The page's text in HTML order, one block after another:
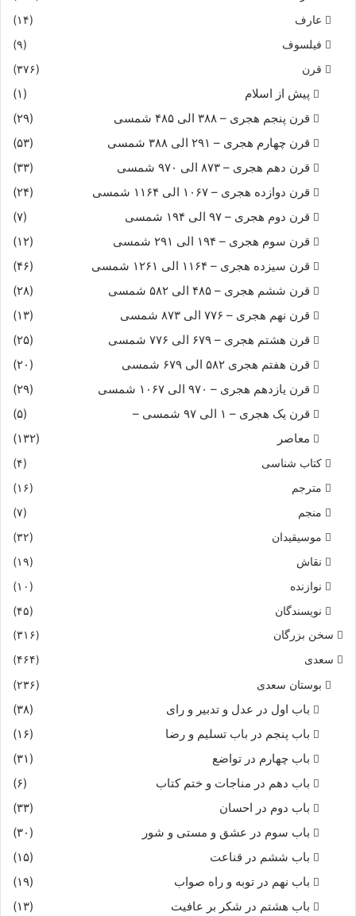
نیابند جنگى زمانى درنگ‏
ابا رومیان داستانها زنیم
ندارم بدل بیم از تا زیان
که از دیدشان دیده دارد زیان‏
که هم مار خوارند و هم سوسمار
ندارند جنگى گه کارزار
ترا ساوه شاهست نزدیکتر
وزو کار ما نیز تاریک‏تر
ز راه خراسان بود رنج ما
که ویران کند لشکر و گنج ما
چو ترک اندر آید ز جیحون بجنگ
نباید برین کار کردن درنگ‏
که اکنون چه سازیم با ساوه شاه‏
بدو گفت موبد که لشکر بساز
عرض را بخوان تا بیارد شمار
که چندست مردم که آید بکار
عرض با جریده بنزدیک شاه
بیامد بیاورد بى‏مر سپاه‏
شمار سپاه آمدش صد هزار
عارف
(۱۴)
فیلسوف
(۹)
قرن
(۳۷۶)
پیش از اسلام
(۱)
قرن پنجم هجری – ۳۸۸ الی ۴۸۵ شمسی
(۲۹)
قرن چهارم هجری – ۲۹۱ الی ۳۸۸ شمسی
(۵۳)
قرن دهم هجری – ۸۷۳ الی ۹۷۰ شمسی
(۳۳)
قرن دوازده هجری – ۱۰۶۷ الی ۱۱۶۴ شمسی
(۲۴)
قرن دوم هجری – ۹۷ الی ۱۹۴ شمسی
(۷)
قرن سوم هجری – ۱۹۴ الی ۲۹۱ شمسی
(۱۲)
قرن سیزده هجری – ۱۱۶۴ الی ۱۲۶۱ شمسی
(۴۶)
قرن ششم هجری – ۴۸۵ الی ۵۸۲ شمسی
(۲۸)
قرن نهم هجری – ۷۷۶ الی ۸۷۳ شمسی
(۱۳)
قرن هشتم هجری – ۶۷۹ الی ۷۷۶ شمسی
(۲۵)
قرن هفتم هجری ۵۸۲ الی ۶۷۹ شمسی
(۲۰)
قرن یازدهم هجری – ۹۷۰ الی ۱۰۶۷ شمسی
(۲۹)
قرن یک هجری – ۱ الی ۹۷ شمسی –
(۵)
معاصر
(۱۳۲)
کتاب شناسی
(۴)
مترجم
(۱۶)
منجم
(۷)
موسیقیدان
(۳۲)
نقاش
(۱۹)
نوازنده
(۱۰)
نویسندگان
(۴۵)
سخن بزرگان
(۳۱۶)
سعدی
(۴۶۴)
بوستان سعدی (۲۳۶)
باب اول در عدل و تدبیر و رای
(۳۸)
باب پنجم در باب تسلیم و رضا
(۱۶)
باب چهارم در تواضع
(۳۱)
باب دهم در مناجات و ختم کتاب
(۶)
باب دوم در احسان
(۳۳)
باب سوم در عشق و مستی و شور
(۳۰)
باب ششم در قناعت
(۱۵)
باب نهم در توبه و راه صواب
(۱۹)
باب هشتم در شکر بر عافیت
(۱۳)